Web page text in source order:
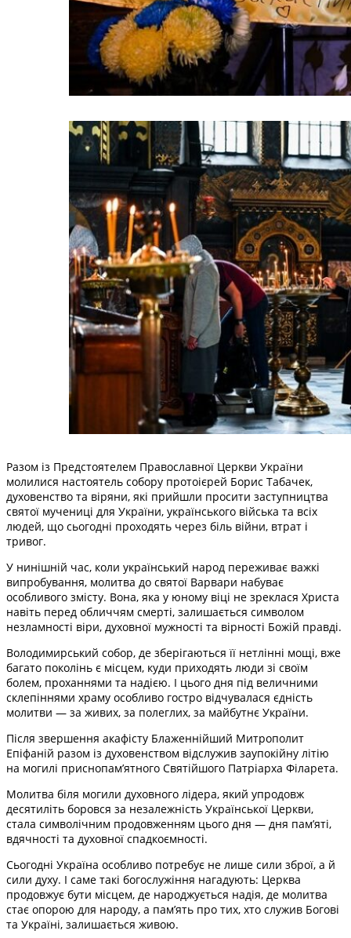
Разом із Предстоятелем Православної Церкви України
молилися настоятель собору протоієрей Борис Табачек,
духовенство та віряни, які прийшли просити заступництва
святої мучениці для України, українського війська та всіх
людей, що сьогодні проходять через біль війни, втрат і
тривог.
У нинішній час, коли український народ переживає важкі
випробування, молитва до святої Варвари набуває
особливого змісту. Вона, яка у юному віці не зреклася Христа
навіть перед обличчям смерті, залишається символом
незламності віри, духовної мужності та вірності Божій правді.
Володимирський собор, де зберігаються її нетлінні мощі, вже
багато поколінь є місцем, куди приходять люди зі своїм
болем, проханнями та надією. І цього дня під величними
склепіннями храму особливо гостро відчувалася єдність
молитви — за живих, за полеглих, за майбутнє України.
Після звершення акафісту Блаженнійший Митрополит
Епіфаній разом із духовенством відслужив заупокійну літію
на могилі приснопам’ятного Святійшого Патріарха Філарета.
Молитва біля могили духовного лідера, який упродовж
десятиліть боровся за незалежність Української Церкви,
стала символічним продовженням цього дня — дня пам’яті,
вдячності та духовної спадкоємності.
Сьогодні Україна особливо потребує не лише сили зброї, а й
сили духу. І саме такі богослужіння нагадують: Церква
продовжує бути місцем, де народжується надія, де молитва
стає опорою для народу, а пам’ять про тих, хто служив Богові
та Україні, залишається живою.